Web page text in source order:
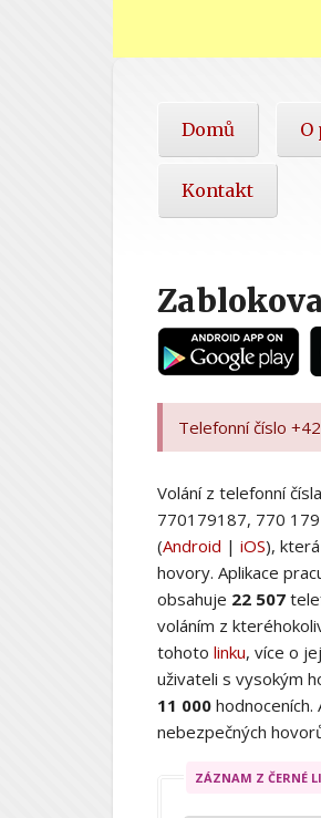
Domů O
Kontakt
Telefonní číslo
Volání z telefonní
770179187, 770
(Android | iOS),
hovory. Aplikace
obsahuje 22 507
voláním z
tohoto linku, více o
uživateli s vysokým
11 000 hodnoceních.
nebezpečných
ZÁZNAM Z ČERNÉ